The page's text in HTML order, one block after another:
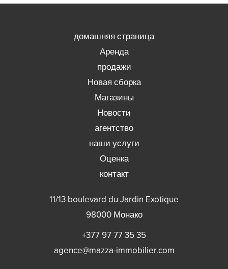
домашняя страница
Аренда
продажи
Новая сборка
Магазины
Новости
агентство
наши услуги
Оценка
контакт
11/13 boulevard du Jardin Exotique
98000Монако
+377 97 77 35 35
agence@mazza-immobilier.com